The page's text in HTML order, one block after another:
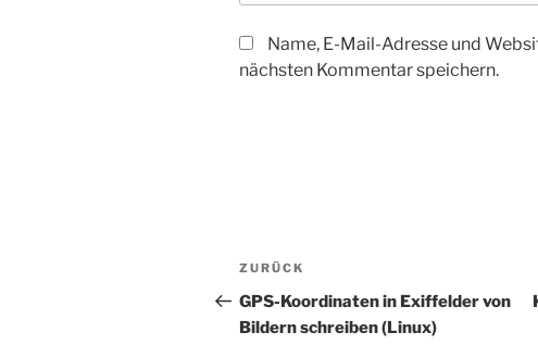
Name, E-Mail-Adresse und
nächsten Kommentar speichern.
Beitragsnavigation
Vorheriger
Beitrag
ZURÜCK
GPS-Koordinaten in Exiffelder von
Bildern schreiben (Linux)